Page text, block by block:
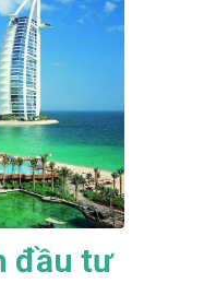
đầu tư